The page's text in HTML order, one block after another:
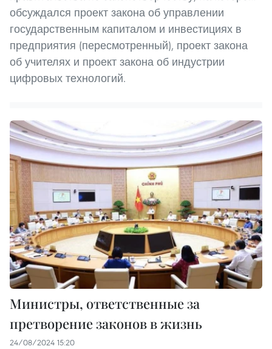
обсуждался проект закона об управлении
государственным капиталом и инвестициях в
предприятия (пересмотренный), проект закона
об учителях и проект закона об индустрии
цифровых технологий.
Министры, ответственные за
претворение законов в жизнь
24/08/2024 15:20